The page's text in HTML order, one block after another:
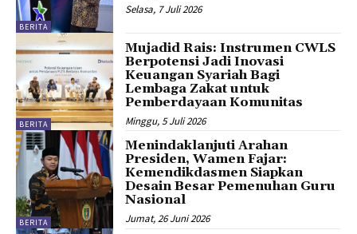
BERITA
Selasa, 7 Juli 2026
BERITA
Mujadid Rais: Instrumen CWLS
Berpotensi Jadi Inovasi
Keuangan Syariah Bagi
Lembaga Zakat untuk
Pemberdayaan Komunitas
Minggu, 5 Juli 2026
BERITA
Menindaklanjuti Arahan
Presiden, Wamen Fajar:
Kemendikdasmen Siapkan
Desain Besar Pemenuhan Guru
Nasional
Jumat, 26 Juni 2026